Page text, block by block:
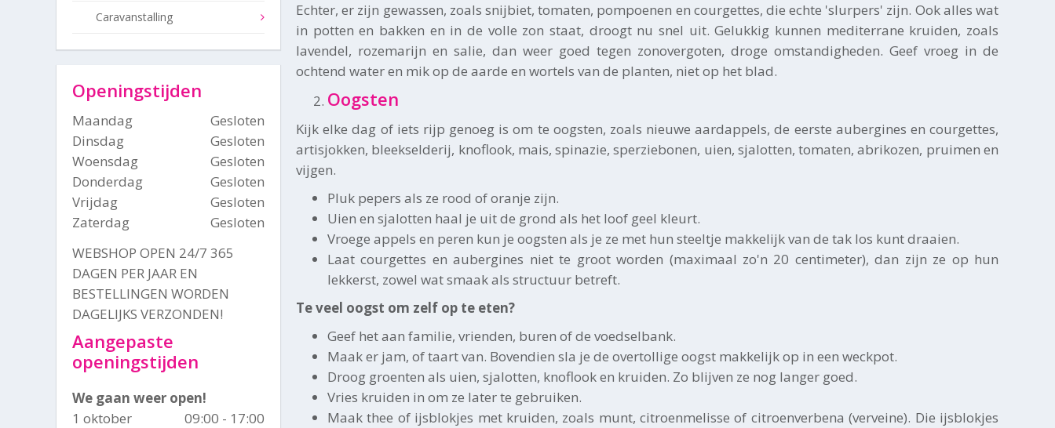
Echter, er zijn gewassen, zoals snijbiet, tomaten, pompoenen en courgettes, die echte 'slurpers' zijn. Ook alles wat
in potten en bakken en in de volle zon staat, droogt nu snel uit. Gelukkig kunnen mediterrane kruiden, zoals
lavendel, rozemarijn en salie, dan weer goed tegen zonovergoten, droge omstandigheden. Geef vroeg in de
ochtend water en mik op de aarde en wortels van de planten, niet op het blad.
Oogsten
Kijk elke dag of iets rijp genoeg is om te oogsten, zoals nieuwe aardappels, de eerste aubergines en courgettes,
artisjokken, bleekselderij, knoflook, mais, spinazie, sperziebonen, uien, sjalotten, tomaten, abrikozen, pruimen en
vijgen.
Pluk pepers als ze rood of oranje zijn.
Uien en sjalotten haal je uit de grond als het loof geel kleurt.
Vroege appels en peren kun je oogsten als je ze met hun steeltje makkelijk van de tak los kunt draaien.
Laat courgettes en aubergines niet te groot worden (maximaal zo'n 20 centimeter), dan zijn ze op hun
lekkerst, zowel wat smaak als structuur betreft.
Te veel oogst om zelf op te eten?
Geef het aan familie, vrienden, buren of de voedselbank.
Maak er jam, of taart van. Bovendien sla je de overtollige oogst makkelijk op in een weckpot.
Droog groenten als uien, sjalotten, knoflook en kruiden. Zo blijven ze nog langer goed.
Vries kruiden in om ze later te gebruiken.
Maak thee of ijsblokjes met kruiden, zoals munt, citroenmelisse of citroenverbena (verveine). Die ijsblokjes
Caravanstalling
Openingstijden
Maandag
Gesloten
Dinsdag
Gesloten
Woensdag
Gesloten
Donderdag
Gesloten
Vrijdag
Gesloten
Zaterdag
Gesloten
WEBSHOP OPEN 24/7 365
DAGEN PER JAAR EN
BESTELLINGEN WORDEN
DAGELIJKS VERZONDEN!
Aangepaste
openingstijden
We gaan weer open!
1 oktober
09:00 - 17:00